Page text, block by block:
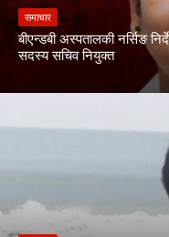
समाचार
बीएन्डबी अस्पतालकी नर्सिङ
सदस्य सचिव नियुक्त